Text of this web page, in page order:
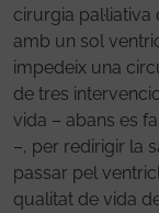
cirurgia
amb un sol
impedeix una
de tres
vida – abans es
–, per redirigir la
passar pel
qualitat de vida